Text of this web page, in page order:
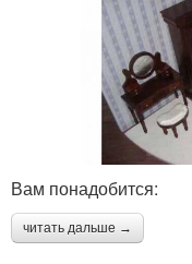
Вам понадобится:
читать дальше →